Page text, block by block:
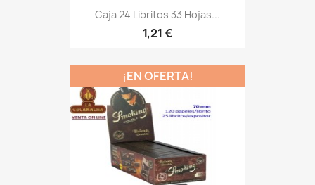
Caja 24 Libritos 33 Hojas...
1,21 €
¡EN OFERTA!